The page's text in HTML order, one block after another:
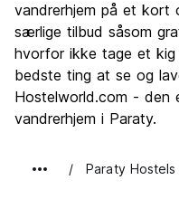
Værdi for pengene
vandrerhjem på et kort
særlige tilbud såsom
hvorfor ikke tage et
bedste ting at se og
Hostelworld.com - den
vandrerhjem i Paraty.
Paraty Hostels